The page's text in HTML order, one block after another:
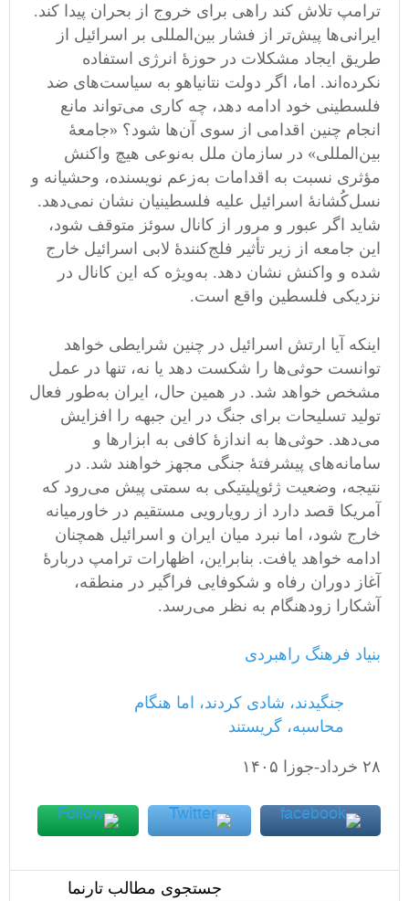
ترامپ تلاش کند راهی برای خروج از بحران پیدا کند.
ایرانی‌ها پیش‌تر از فشار بین‌المللی بر اسرائیل از
طریق ایجاد مشکلات در حوزۀ انرژی استفاده
نکرده‌اند. اما، اگر دولت نتانیاهو به سیاست‌های ضد
فلسطینی خود ادامه دهد، چه کاری می‌تواند مانع
انجام چنین اقدامی از سوی آن‌ها شود؟ «جامعۀ
بین‌المللی» در سازمان ملل به‌نوعی هیچ واکنش
مؤثری نسبت به اقدامات به‌زعم نویسنده، وحشیانه و
نسل‌کُشانۀ اسرائیل علیه فلسطینیان نشان نمی‌دهد.
شاید اگر عبور و مرور از کانال سوئز متوقف شود،
این جامعه از زیر تأثیر فلج‌کنندۀ لابی اسرائیل خارج
شده و واکنش نشان دهد. به‌ویژه که این کانال در
نزدیکی فلسطین واقع است.
اینکه آیا ارتش اسرائیل در چنین شرایطی خواهد
توانست حوثی‌ها را شکست دهد یا نه، تنها در عمل
مشخص خواهد شد. در همین حال، ایران به‌طور فعال
تولید تسلیحات برای جنگ در این جبهه را افزایش
می‌دهد. حوثی‌ها به اندازۀ کافی به ابزارها و
سامانه‌های پیشرفتۀ جنگی مجهز خواهند شد. در
نتیجه، وضعیت ژئوپلیتیکی به سمتی پیش می‌رود که
آمریکا قصد دارد از رویارویی مستقیم در خاورمیانه
خارج شود، اما نبرد میان ایران و اسرائیل همچنان
ادامه خواهد یافت. بنابراین، اظهارات ترامپ دربارۀ
آغاز دوران رفاه و شکوفایی فراگیر در منطقه،
آشکارا زودهنگام به نظر می‌رسد.
بنیاد فرهنگ راهبردی
جنگیدند، شادی کردند، اما هنگام
محاسبه، گریستند
٢٨ خرداد-جوزا ١۴٠۵
جستجوی مطالب تارنما